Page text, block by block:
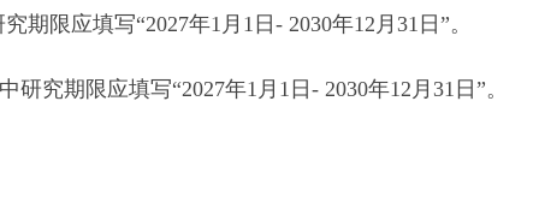
限应填写“2027年1月1日- 2030年12月31日”。
期限应填写“2027年1月1日- 2030年12月31日”。